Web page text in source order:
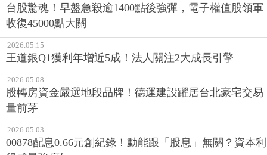
台股驚魂！早盤急殺逾1400點後強彈，電子權值股領軍
收復45000點大關
2026.05.15
王道銀Q1獲利年增近5成！法人關注2大成長引擎
2026.05.08
股轉房資金嚴選地段品牌！德運建設躍居台北豪宅交易
量前茅
2026.05.03
00878配息0.66元創紀錄！動能跟「股息」無關？資本利